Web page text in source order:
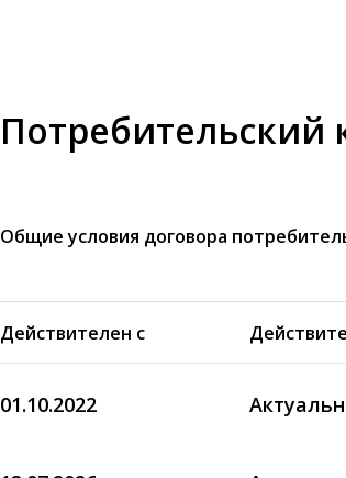
Потребительский
Общие условия договора
Действителен с
01.10.2022